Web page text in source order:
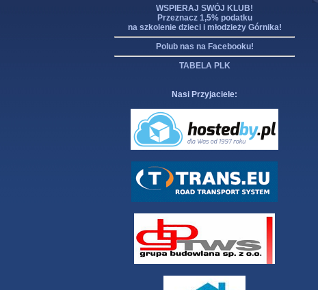
WSPIERAJ SWÓJ KLUB!
Przeznacz 1,5% podatku
na szkolenie dzieci i młodzieży Górnika!
Polub nas na Facebooku!
TABELA PLK
Nasi Przyjaciele: